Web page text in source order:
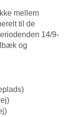
mellem
til de
14/9-
og